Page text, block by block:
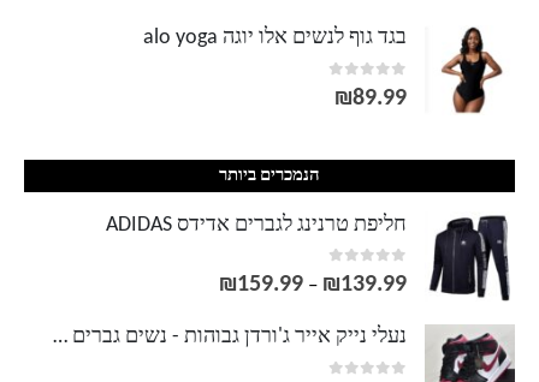
בגד גוף לנשים אלו יוגה alo yoga
0
out of 5
₪89.99
הנמכרים ביותר
חליפת טרנינג לגברים אדידס ADIDAS
0
out of 5
₪139.99
–
₪159.99
נעלי נייק אייר ג'ורדן גבוהות - נשים גברים NIKE AIR JORDAN